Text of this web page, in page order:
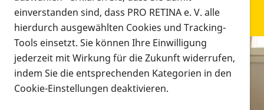
Infomaterial
Infomaterial
einverstanden sind, dass PRO RETINA e. V. alle
hierdurch ausgewählten Cookies und Tracking-
Tools einsetzt. Sie können Ihre Einwilligung
jederzeit mit Wirkung für die Zukunft widerrufen,
indem Sie die entsprechenden Kategorien in den
Cookie-Einstellungen deaktivieren.